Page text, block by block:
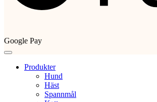
Google Pay
Produkter
Hund
Häst
Spannmål